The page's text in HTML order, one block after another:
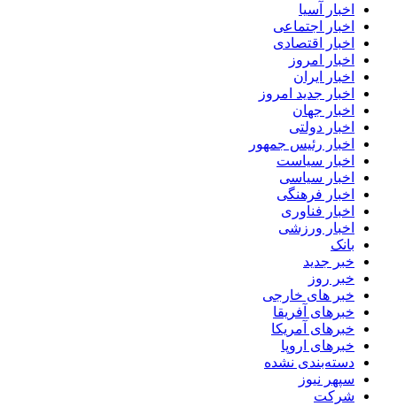
اخبار آسیا
اخبار اجتماعی
اخبار اقتصادی
اخبار امروز
اخبار ایران
اخبار جدید امروز
اخبار جهان
اخبار دولتی
اخبار رئیس جمهور
اخبار سیاست
اخبار سیاسی
اخبار فرهنگی
اخبار فناوری
اخبار ورزشی
بانک
خبر جدید
خبر روز
خبر های خارجی
خبرهای آفریقا
خبرهای آمریکا
خبرهای اروپا
دسته‌بندی نشده
سپهر نیوز
شرکت